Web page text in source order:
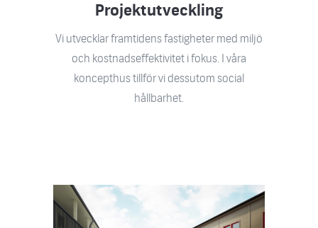
Projektutveckling
Vi utvecklar framtidens fastigheter med miljö
och kostnadseffektivitet i fokus. I våra
koncepthus tillför vi dessutom social
hållbarhet.